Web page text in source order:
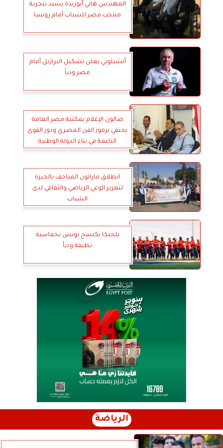
المهندس هاني أبوريدة يشيد بتجربة
منتخب مصر للشباب أمام روسيا
أنشيلوتي يعلن تشكيل البرازيل أمام
مصر ودياً
صالون الإعلام بمكتبة مصر العامة
يحتفي برموز الفن المصري ودور القوى
الناعمة في بناء الدولة الوطنية
انطلاق ماراثون المتاحف بالجيزة
لتعزيز الوعي الرياضي والثقافي لدى
الشباب
بلجيكا تكتسح تونس بخماسية
نظيفة ودياً
الرياضة